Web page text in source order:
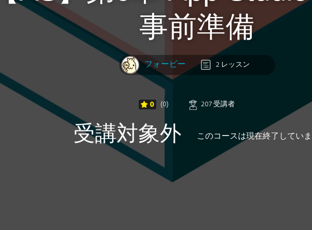
事前準備
フォービー 2 レッスン
0 (0) 207 受講者
受講対象外 このコースは現在終了してい